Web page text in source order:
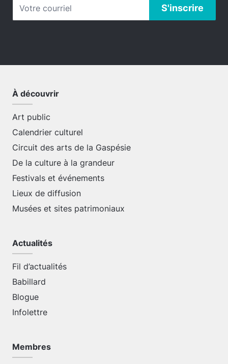
À découvrir
Art public
Calendrier culturel
Circuit des arts de la Gaspésie
De la culture à la grandeur
Festivals et événements
Lieux de diffusion
Musées et sites patrimoniaux
Actualités
Fil d’actualités
Babillard
Blogue
Infolettre
Membres